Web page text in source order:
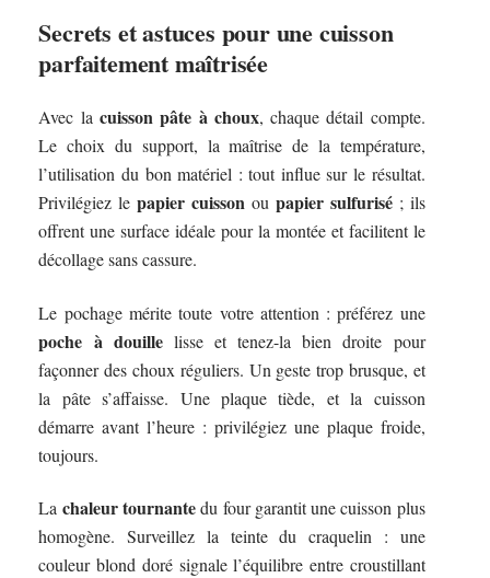
Secrets et astuces pour une cuisson
parfaitement maîtrisée
Avec la cuisson pâte à choux, chaque détail compte.
Le choix du support, la maîtrise de la température,
l’utilisation du bon matériel : tout influe sur le résultat.
Privilégiez lepapier cuisson ou papier sulfurisé; ils
offrent une surface idéale pour la montée et facilitent le
décollage sans cassure.
Le pochage mérite toute votre attention : préférez une
poche à douillelisse et tenez-la bien droite pour
façonner des choux réguliers. Un geste trop brusque, et
la pâte s’affaisse. Une plaque tiède, et la cuisson
démarre avant l’heure : privilégiez une plaque froide,
toujours.
La chaleur tournantedu four garantit une cuisson plus
homogène. Surveillez la teinte du craquelin : une
couleur blond doré signale l’équilibre entre croustillant